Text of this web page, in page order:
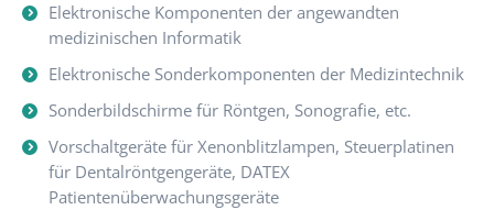
Elektronische Komponenten der angewandten
medizinischen Informatik
Elektronische Sonderkomponenten der Medizintechnik
Sonderbildschirme für Röntgen, Sonografie, etc.
Vorschaltgeräte für Xenonblitzlampen, Steuerplatinen
für Dentalröntgengeräte, DATEX
Patientenüberwachungsgeräte